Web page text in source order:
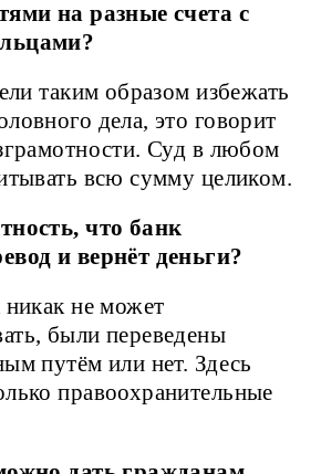
на разные счета с
таким образом избежать
дела, это говорит
Суд в любом
всю сумму целиком.
что банк
и вернёт деньги?
не может
были переведены
путём или нет. Здесь
правоохранительные